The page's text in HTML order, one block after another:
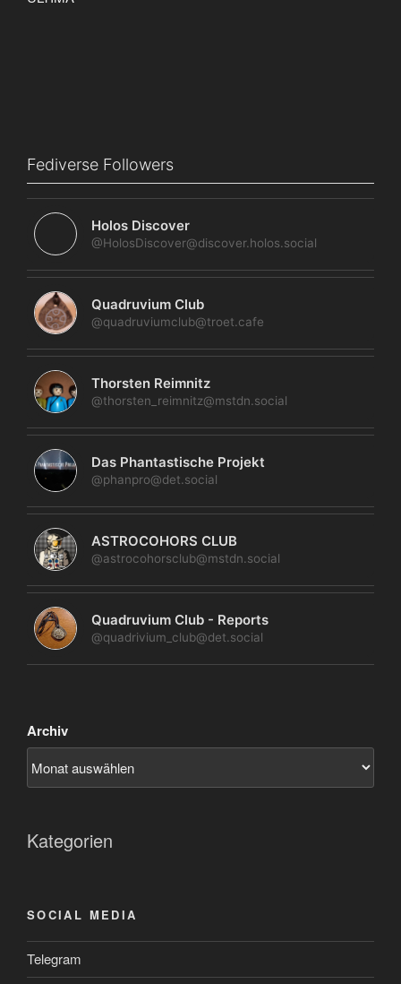
Fediverse Followers
Holos Discover
@HolosDiscover@discover.holos.social
Quadruvium Club
@quadruviumclub@troet.cafe
Thorsten Reimnitz
@thorsten_reimnitz@mstdn.social
Das Phantastische Projekt
@phanpro@det.social
ASTROCOHORS CLUB
@astrocohorsclub@mstdn.social
Quadruvium Club - Reports
@quadrivium_club@det.social
Archiv
Kategorien
SOCIAL MEDIA
Telegram